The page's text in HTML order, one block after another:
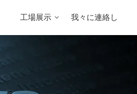
工場展示 我々に連絡し